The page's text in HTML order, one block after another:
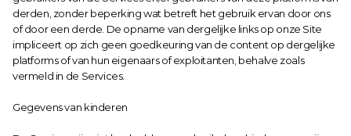
derden, zonder beperking wat betreft het gebruik ervan door ons
of door een derde. De opname van dergelijke links op onze Site
impliceert op zich geen goedkeuring van de content op dergelijke
platforms of van hun eigenaars of exploitanten, behalve zoals
vermeld in de Services.
Gegevens van kinderen